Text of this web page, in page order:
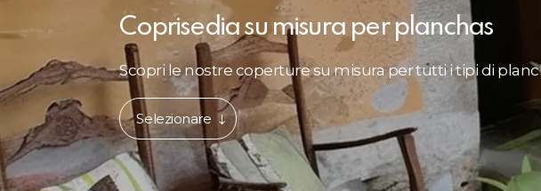
Coprisedia su misura per planchas
Scopri le nostre coperture su misura per tutti i tipi di
Selezionare